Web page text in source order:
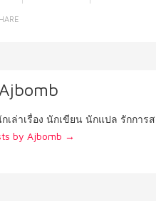
เล่าเรื่อง นักเขียน นักแปล รักกา
by Ajbomb →